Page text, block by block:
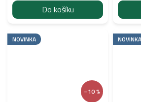
Do košíku
NOVINKA
–10 %
NOVINKA